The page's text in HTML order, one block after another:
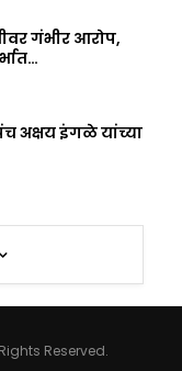
गंभीर आरोप,
अक्षय इंगळे यांच्या
Reserved.